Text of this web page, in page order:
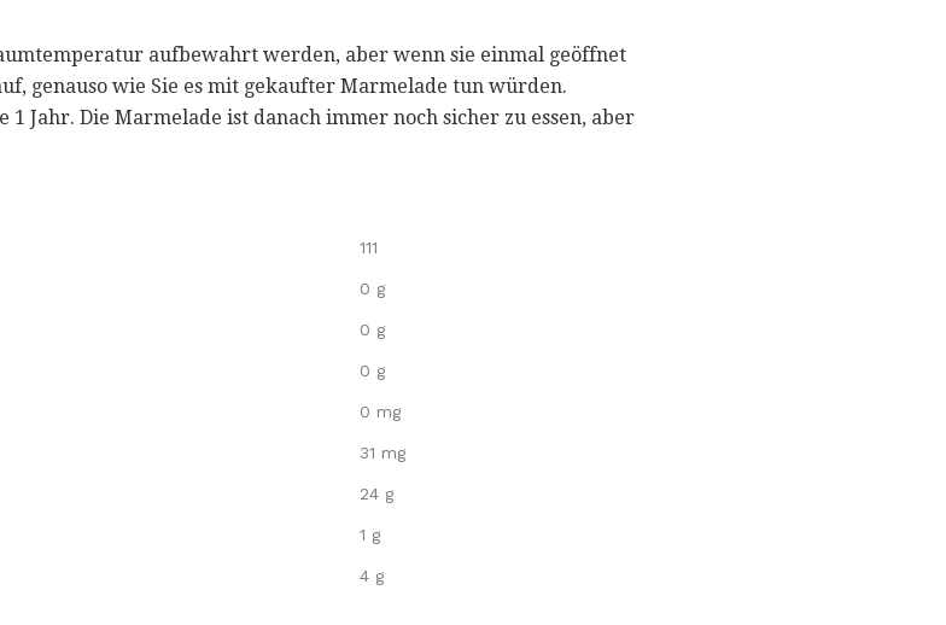
aufbewahrt werden, aber wenn sie einmal geöffnet
genauso wie Sie es mit gekaufter Marmelade tun würden.
Jahr. Die Marmelade ist danach immer noch sicher zu essen, aber
111
0 g
0 g
0 g
0 mg
31 mg
24 g
1 g
4 g